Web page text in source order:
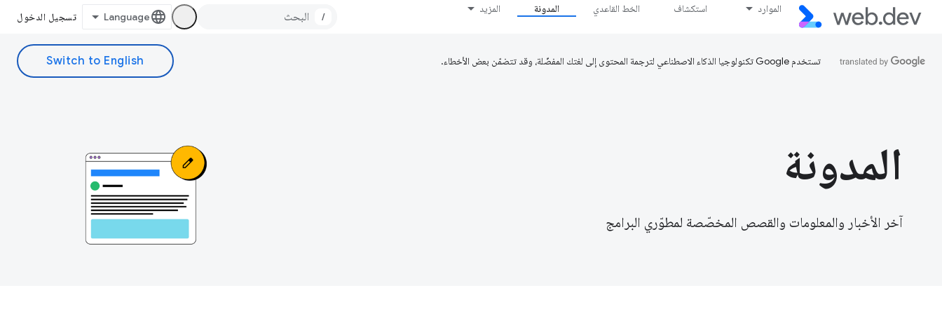
الموارد استكشاف الخط القاعدي المدونة المزيد
/ تسجيل الدخول
تستخدم Google تكنولوجيا الذكاء الاصطناعي لترجمة المحتوى إلى لغتك المفضّلة، وقد تتضمّن بعض الأخطاء.
المدونة
آخر الأخبار والمعلومات والقصص المخصّصة لمطوّري البرامج